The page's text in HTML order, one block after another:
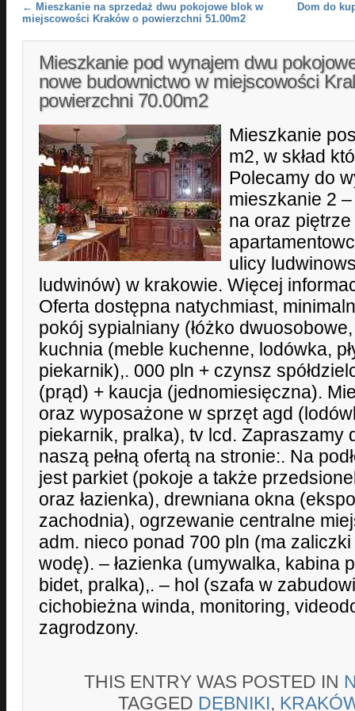
Post navigation
← Mieszkanie na sprzedaż dwu pokojowe blok w
miejscowości Kraków o powierzchni 51.00m2
Dom do
Mieszkanie pod wynajem dwu
nowe budownictwo w miejscowości
powierzchni 70.00m2
Mieszkanie
m2, w skład
Polecamy do
mieszkanie 2
na oraz
ulicy
ludwinów) w krakowie. Więcej
Oferta dostępna natychmiast,
pokój sypialniany (łóżko
kuchnia (meble kuchenne, lodówka,
piekarnik),. 000 pln + czynsz
(prąd) + kaucja (jednomiesięczna).
oraz wyposażone w sprzęt agd
piekarnik, pralka), tv lcd. Zapraszamy
naszą pełną ofertą na stronie:. Na
jest parkiet (pokoje a także
oraz łazienka), drewniana okna
zachodnia), ogrzewanie centralne
adm. nieco ponad 700 pln (ma
wodę). – łazienka (umywalka, kabina
bidet, pralka),. – hol (szafa w
cichobieżna winda, monitoring,
zagrodzony.
THIS ENTRY WAS POSTED IN
TAGGED DĘBNIKI,